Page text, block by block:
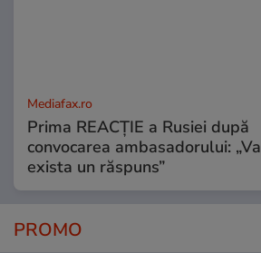
Mediafax.ro
Prima REACȚIE a Rusiei după
convocarea ambasadorului: „Va
exista un răspuns”
PROMO